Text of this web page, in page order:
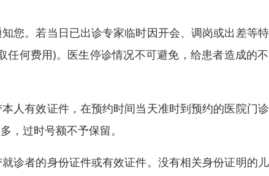
您。若当日已出诊专家临时因开会、调岗或出差等
何费用)。医生停诊情况不可避免，给患者造成的
人有效证件，在预约时间当天准时到预约的医院门
，过时号额不予保留。
诊者的身份证件或有效证件。没有相关身份证明的